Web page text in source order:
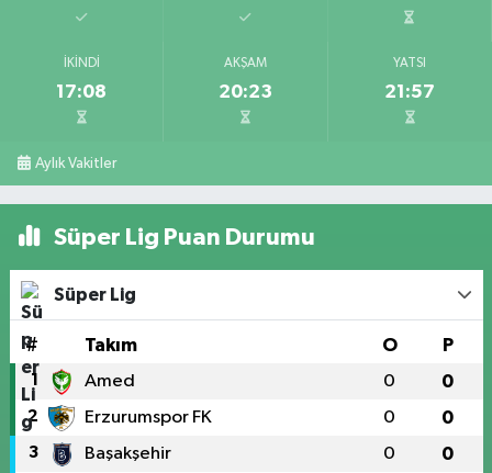
İKINDI
17:08
AKŞAM
20:23
YATSI
21:57
Aylık Vakitler
Süper Lig Puan Durumu
Süper Lig
# Takım O P
1 Amed 0 0
2 Erzurumspor FK 0 0
3 Başakşehir 0 0